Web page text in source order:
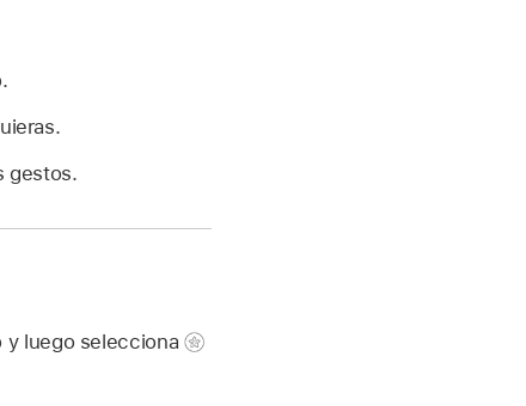
gestos.
y luego selecciona